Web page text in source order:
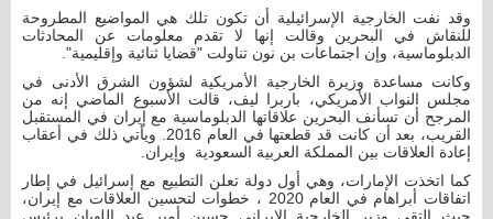
وقد نفت الخارجية الإسرائيلية أن تكون تلك هي المواضيع المطروحة
للنقاش في البحرين وقالت إنها لا تقدم معلومات عن المحادثات
الدبلوماسية، وإن اجتماعات بن نون تناولت "قضايا ثنائية وإقليمية".
وكانت مساعدة وزيرة الخارجية الأمريكية لشؤون الشرق الأدنى في
مجلس النواب الأمريكي، باربرا ليف، قالت الأسبوع الماضي إنه من
المرجح أن تسأنف البحرين علاقاتها الدبلوماسية مع إيران في المستقبل
القريب، بعد أن كانت قد قطعتها في العام 2016. ويأتي ذلك في أعقاب
إعادة العلاقات بين المملكة العربية السعودية وإيران.
كما اتخذت الإمارات، وهي أول دولة تعلن التطبيع مع إسرائيل في إطار
اتفاقات أبراهام في العام 2020 ، خطوات لتحسين العلاقات مع إيران،